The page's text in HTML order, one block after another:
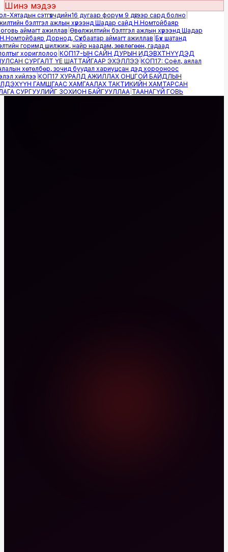
Шинэ мэдээ
сэтгүүлчдийн16 дугаар форум 9 дүгээр сард болно|
бэлтгэл ажлын хүрээнд Шадар сайд Н.Номтойбаяр
аймагт ажиллав|Өвөлжилтийн бэлтгэл ажлын хүрээнд Шадар
Дорнод, Сүхбаатар аймагт ажиллав|Бүх шатанд
горимд шилжиж, найр наадам, зөвлөгөөн, гадаад
хориглолоо|КОП17-ЫН САЙН ДУРЫН ИДЭВХТНҮҮДЭД
СУРГАЛТ ҮЕ ШАТТАЙГААР ЭХЭЛЛЭЭ|КОП17: Соёл, аялал
хөтөлбөр, зочид буудал хариуцсан дэд хорооноос
хийлээ|КОП17 ХУРАЛД АЖИЛЛАХ ОНЦГОЙ БАЙДЛЫН
ГАМШГААС ХАМГААЛАХ ТАКТИКИЙН ХАМТАРСАН
СУРГУУЛИЙГ ЗОХИОН БАЙГУУЛЛАА|ТААНАГҮЙ ГОВЬ